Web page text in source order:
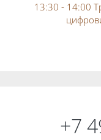
13:30 - 14:00
+7